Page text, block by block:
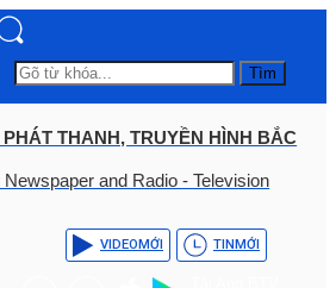
Tìm
THANH, TRUYỀN HÌNH BẮC
Newspaper and Radio - Television
VIDEOMỚI TINMỚI